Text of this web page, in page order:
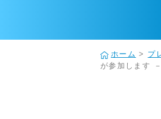
ホーム > プ
が参加します